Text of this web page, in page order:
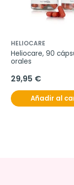
HELIOCARE
Heliocare, 90
orales
29,95 €
Añadir al